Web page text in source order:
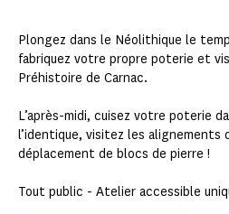
Plongez dans le Néolithique le
fabriquez votre propre poterie et
Préhistoire de Carnac.
L’après-midi, cuisez votre poterie
l’identique, visitez les
déplacement de blocs de pierre !
Tout public - Atelier accessible